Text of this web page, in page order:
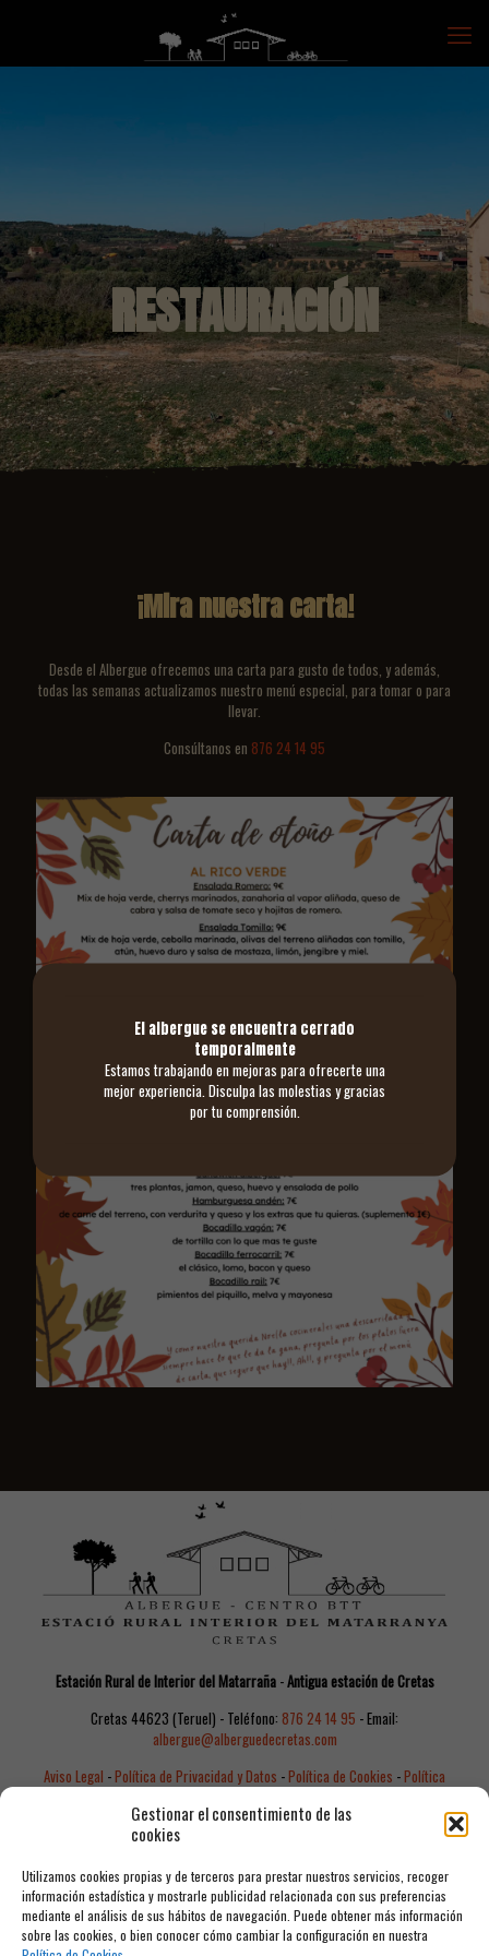
Gestionar el consentimiento de las
cookies
Utilizamos cookies propias y de terceros para prestar nuestros servicios, recoger
información estadística y mostrarle publicidad relacionada con sus preferencias
mediante el análisis de sus hábitos de navegación. Puede obtener más información
sobre las cookies, o bien conocer cómo cambiar la configuración en nuestra
RESTAURACIÓN
¡Mira nuestra carta!
Desde el Albergue ofrecemos una carta para gusto de todos, y además,
todas las semanas actualizamos nuestro menú especial, para tomar o para
llevar.
Consúltanos en 876 24 14 95
Estación Rural de Interior del Matarraña-Antigua estación de Cretas
Cretas 44623 (Teruel) - Teléfono: 876 24 14 95 - Email:
albergue@alberguedecretas.com
Aviso Legal -Política de Privacidad y Datos -Política de Cookies -Política
El albergue se encuentra cerrado
temporalmente
Estamos trabajando en mejoras para ofrecerte una
mejor experiencia. Disculpa las molestias y gracias
por tu comprensión.